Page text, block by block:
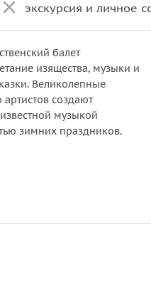
экскурсия и личное
балет
изящества, музыки и
Великолепные
создают
музыкой
зимних праздников.